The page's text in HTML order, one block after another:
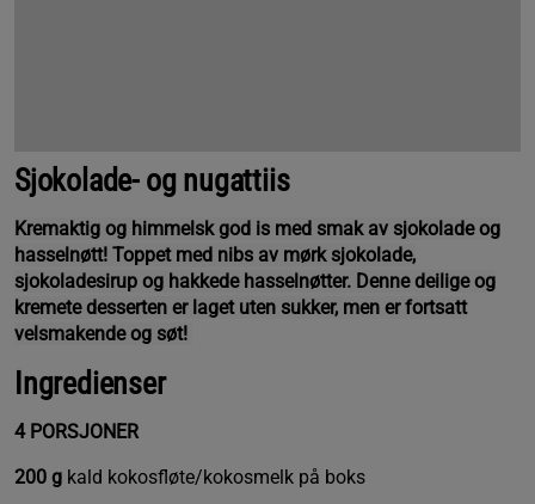
Sjokolade- og nugattiis
Kremaktig og himmelsk god is med smak av sjokolade og
hasselnøtt! Toppet med nibs av mørk sjokolade,
sjokoladesirup og hakkede hasselnøtter. Denne deilige og
kremete desserten er laget uten sukker, men er fortsatt
velsmakende og søt!
Ingredienser
4 PORSJONER
200 g kald kokosfløte/kokosmelk på boks